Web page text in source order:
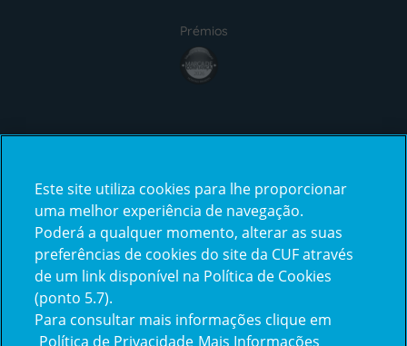
Prémios
award4
certification2certification3
Reclamações
Este site utiliza cookies para lhe proporcionar
uma melhor experiência de navegação.
Poderá a qualquer momento, alterar as suas
preferências de cookies do site da CUF através
de um link disponível na Política de Cookies
(ponto 5.7).
Para consultar mais informações clique em
Política de Privacidade Mais Informações